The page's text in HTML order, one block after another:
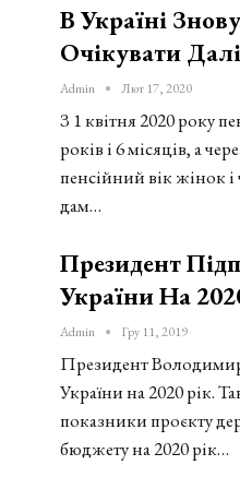
В Україні
Очікувати Далі
Admin Лют 17, 2020
З 1 квітня 2020 року
років і 6 місяців, а
пенсійний вік жінок і
дам…
Президент
України На
Admin Гру 11, 2019
Президент
України на 2020 рік.
показники проєкту
бюджету на 2020 рік…